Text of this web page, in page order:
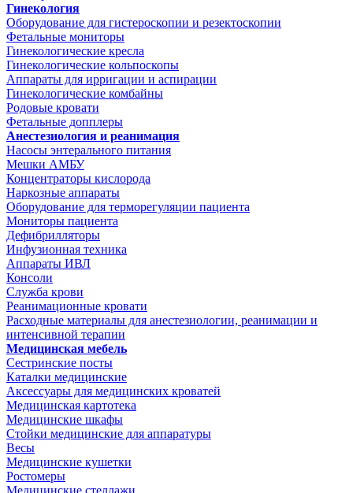
Гинекология
Оборудование для гистероскопии и резектоскопии
Фетальные мониторы
Гинекологические кресла
Гинекологические кольпоскопы
Аппараты для ирригации и аспирации
Гинекологические комбайны
Родовые кровати
Фетальные допплеры
Анестезиология и реанимация
Насосы энтерального питания
Мешки АМБУ
Концентраторы кислорода
Наркозные аппараты
Оборудование для терморегуляции пациента
Мониторы пациента
Дефибрилляторы
Инфузионная техника
Аппараты ИВЛ
Консоли
Служба крови
Реанимационные кровати
Расходные материалы для анестезиологии, реанимации и
интенсивной терапии
Медицинская мебель
Сестринские посты
Каталки медицинские
Аксессуары для медицинских кроватей
Медицинская картотека
Медицинские шкафы
Стойки медицинские для аппаратуры
Весы
Медицинские кушетки
Ростомеры
Медицинские стеллажи